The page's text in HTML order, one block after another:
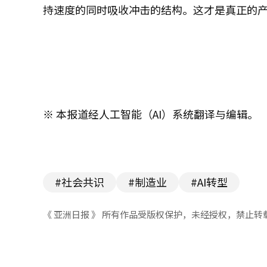
持速度的同时吸收冲击的结构。这才是真正的产
※ 本报道经人工智能（AI）系统翻译与编辑。
#社会共识 #制造业 #AI转型
《 亚洲日报 》 所有作品受版权保护，未经授权，禁止转